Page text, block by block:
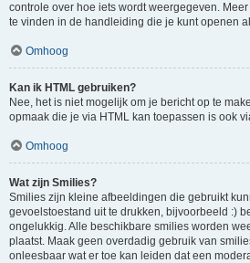
controle over hoe iets wordt weergegeven.
te vinden in de handleiding die je kunt openen
Omhoog
Kan ik HTML gebruiken?
Nee, het is niet mogelijk om je bericht op te
opmaak die je via HTML kan toepassen is ook
Omhoog
Wat zijn Smilies?
Smilies zijn kleine afbeeldingen die gebruikt
gevoelstoestand uit te drukken, bijvoorbeeld :)
ongelukkig. Alle beschikbare smilies worden
plaatst. Maak geen overdadig gebruik van
onleesbaar wat er toe kan leiden dat een